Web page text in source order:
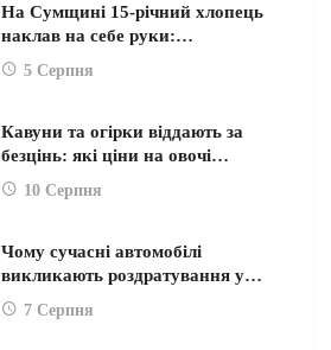
На Сумщині 15-річний хлопець
наклав на себе руки:…
5 Серпня
Кавуни та огірки віддають за
безцінь: які ціни на овочі…
10 Серпня
Чому сучасні автомобілі
викликають роздратування у…
7 Серпня